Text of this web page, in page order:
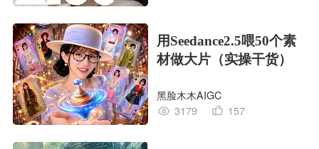
用Seedance2.5喂50个素
材做大片（实操干货）
黑脸木木AIGC
3179
157